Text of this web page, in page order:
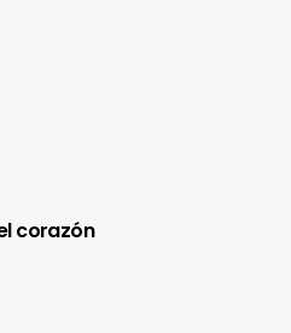
corazón